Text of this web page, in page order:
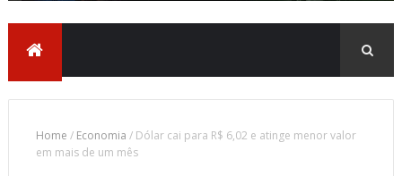
Home / Economia / Dólar cai para R$ 6,02 e atinge menor valor
em mais de um mês